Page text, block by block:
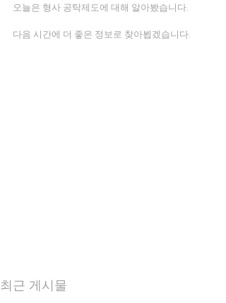
오늘은 형사 공탁제도에 대해 알아봤습니다.
다음 시간에 더 좋은 정보로 찾아뵙겠습니다.
최근 게시물